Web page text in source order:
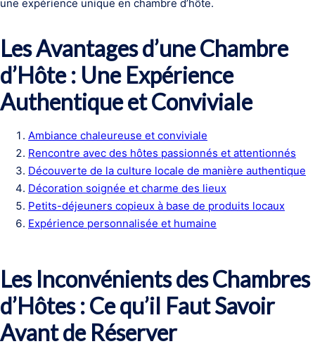
une expérience unique en chambre d’hôte.
Les Avantages d’une Chambre
d’Hôte : Une Expérience
Authentique et Conviviale
Ambiance chaleureuse et conviviale
Rencontre avec des hôtes passionnés et attentionnés
Découverte de la culture locale de manière authentique
Décoration soignée et charme des lieux
Petits-déjeuners copieux à base de produits locaux
Expérience personnalisée et humaine
Les Inconvénients des Chambres
d’Hôtes : Ce qu’il Faut Savoir
Avant de Réserver